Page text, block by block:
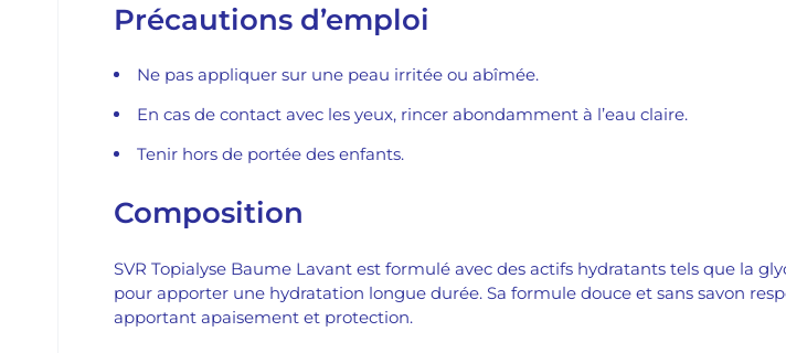
Précautions d’emploi
Ne pas appliquer sur une peau irritée ou abîmée.
En cas de contact avec les yeux, rincer abondamment à l’eau claire.
Tenir hors de portée des enfants.
Composition
SVR Topialyse Baume Lavant est formulé avec des actifs hydratants tels que la
pour apporter une hydratation longue durée. Sa formule douce et sans savon
apportant apaisement et protection.